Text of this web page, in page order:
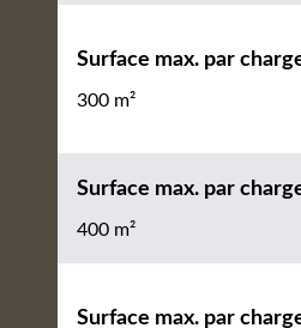
Surface max. par
300 m²
Surface max. par
400 m²
Surface max. par